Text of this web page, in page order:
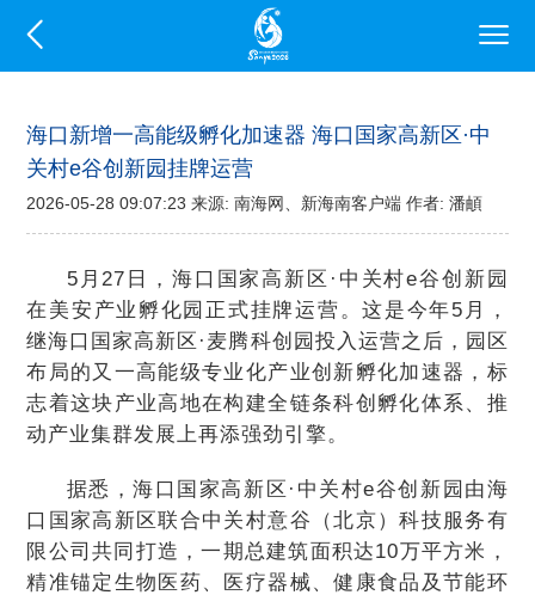
海口新增一高能级孵化加速器 海口国家高新区·中
关村e谷创新园挂牌运营
2026-05-28 09:07:23 来源: 南海网、新海南客户端 作者: 潘頔
5月27日，海口国家高新区·中关村e谷创新园
在美安产业孵化园正式挂牌运营。这是今年5月，
继海口国家高新区·麦腾科创园投入运营之后，园区
布局的又一高能级专业化产业创新孵化加速器，标
志着这块产业高地在构建全链条科创孵化体系、推
动产业集群发展上再添强劲引擎。
据悉，海口国家高新区·中关村e谷创新园由海
口国家高新区联合中关村意谷（北京）科技服务有
限公司共同打造，一期总建筑面积达10万平方米，
精准锚定生物医药、医疗器械、健康食品及节能环